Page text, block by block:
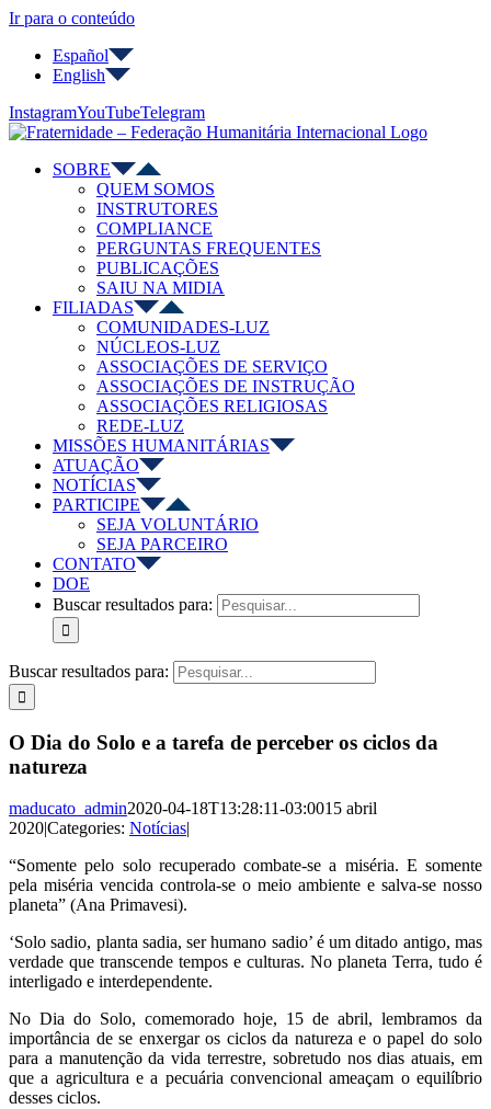
Ir para o conteúdo
Español
English
InstagramYouTubeTelegram
SOBRE
QUEM SOMOS
INSTRUTORES
COMPLIANCE
PERGUNTAS FREQUENTES
PUBLICAÇÕES
SAIU NA MIDIA
FILIADAS
COMUNIDADES-LUZ
NÚCLEOS-LUZ
ASSOCIAÇÕES DE SERVIÇO
ASSOCIAÇÕES DE INSTRUÇÃO
ASSOCIAÇÕES RELIGIOSAS
REDE-LUZ
MISSÕES HUMANITÁRIAS
ATUAÇÃO
NOTÍCIAS
PARTICIPE
SEJA VOLUNTÁRIO
SEJA PARCEIRO
CONTATO
DOE
Buscar resultados para:
Buscar resultados para:
O Dia do Solo e a tarefa de perceber os ciclos da
natureza
maducato_admin2020-04-18T13:28:11-03:0015 abril
2020|Categories: Notícias|
“Somente pelo solo recuperado combate-se a miséria. E somente
pela miséria vencida controla-se o meio ambiente e salva-se nosso
planeta” (Ana Primavesi).
‘Solo sadio, planta sadia, ser humano sadio’ é um ditado antigo, mas
verdade que transcende tempos e culturas. No planeta Terra, tudo é
interligado e interdependente.
No Dia do Solo, comemorado hoje, 15 de abril, lembramos da
importância de se enxergar os ciclos da natureza e o papel do solo
para a manutenção da vida terrestre, sobretudo nos dias atuais, em
que a agricultura e a pecuária convencional ameaçam o equilíbrio
desses ciclos.